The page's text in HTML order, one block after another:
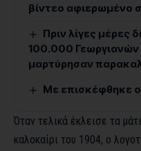
βίντεο αφιερωμένο
Πριν λίγες μέρες
100.000 Γεωργιανών
μαρτύρησαν
Με επισκέφθηκε
Όταν τελικά έκλεισε τα
καλοκαίρι του 1904, ο